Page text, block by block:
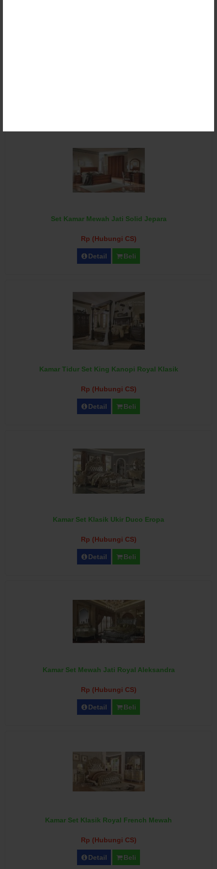
Set Kamar Mewah Jati Solid Jepara
Rp (Hubungi CS)
Detail Beli
Kamar Tidur Set King Kanopi Royal Klasik
Rp (Hubungi CS)
Detail Beli
Kamar Set Klasik Ukir Duco Eropa
Rp (Hubungi CS)
Detail Beli
Kamar Set Mewah Jati Royal Aleksandra
Rp (Hubungi CS)
Detail Beli
Kamar Set Klasik Royal French Mewah
Rp (Hubungi CS)
Detail Beli